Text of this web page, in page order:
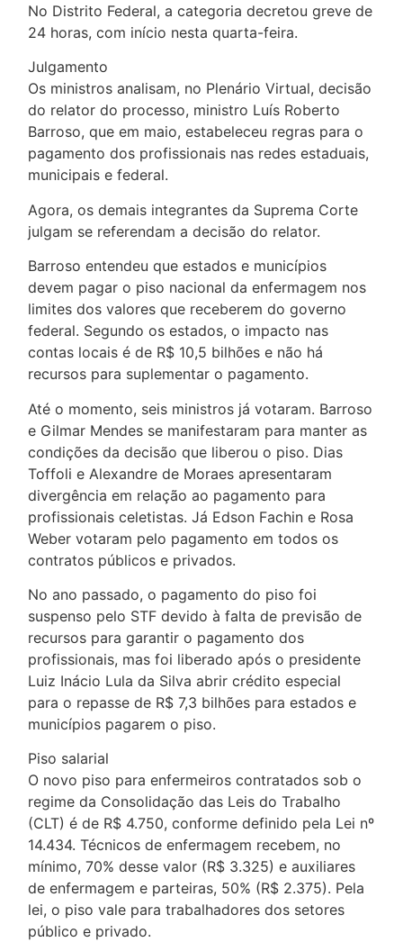
No Distrito Federal, a categoria decretou greve de
24 horas, com início nesta quarta-feira.
Julgamento
Os ministros analisam, no Plenário Virtual, decisão
do relator do processo, ministro Luís Roberto
Barroso, que em maio, estabeleceu regras para o
pagamento dos profissionais nas redes estaduais,
municipais e federal.
Agora, os demais integrantes da Suprema Corte
julgam se referendam a decisão do relator.
Barroso entendeu que estados e municípios
devem pagar o piso nacional da enfermagem nos
limites dos valores que receberem do governo
federal. Segundo os estados, o impacto nas
contas locais é de R$ 10,5 bilhões e não há
recursos para suplementar o pagamento.
Até o momento, seis ministros já votaram. Barroso
e Gilmar Mendes se manifestaram para manter as
condições da decisão que liberou o piso. Dias
Toffoli e Alexandre de Moraes apresentaram
divergência em relação ao pagamento para
profissionais celetistas. Já Edson Fachin e Rosa
Weber votaram pelo pagamento em todos os
contratos públicos e privados.
No ano passado, o pagamento do piso foi
suspenso pelo STF devido à falta de previsão de
recursos para garantir o pagamento dos
profissionais, mas foi liberado após o presidente
Luiz Inácio Lula da Silva abrir crédito especial
para o repasse de R$ 7,3 bilhões para estados e
municípios pagarem o piso.
Piso salarial
O novo piso para enfermeiros contratados sob o
regime da Consolidação das Leis do Trabalho
(CLT) é de R$ 4.750, conforme definido pela Lei nº
14.434. Técnicos de enfermagem recebem, no
mínimo, 70% desse valor (R$ 3.325) e auxiliares
de enfermagem e parteiras, 50% (R$ 2.375). Pela
lei, o piso vale para trabalhadores dos setores
público e privado.